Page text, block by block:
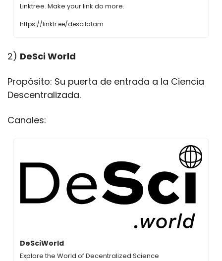
Linktree. Make your link do more.
https://linktr.ee/descilatam
2) DeSci World
Propósito: Su puerta de entrada a la Ciencia
Descentralizada.
Canales:
DeSciWorld
Explore the World of Decentralized Science